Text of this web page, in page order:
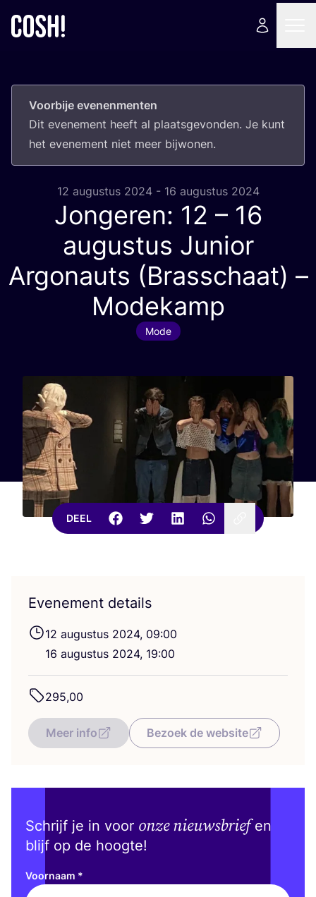
Voorbije evenenmenten
Dit eve­ne­ment heeft al plaats­ge­von­den. Je kunt
het eve­ne­ment niet meer bijwonen.
12 augustus 2024 - 16 augustus 2024
Jongeren: 12 – 16
augustus Junior
Argonauts (Brasschaat) –
Modekamp
Mode
DEEL
Evenement details
12 augus­tus 2024, 09:00
16 augus­tus 2024, 19:00
295,00
Meer info Bezoek de website
Schrijf je in voor onze nieuwsbriefen
blijf op de hoogte!
Voornaam *